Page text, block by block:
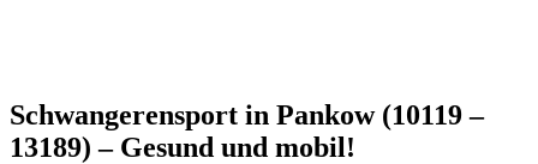
Schwangerensport in Pankow (10119 –
13189) – Gesund und mobil!